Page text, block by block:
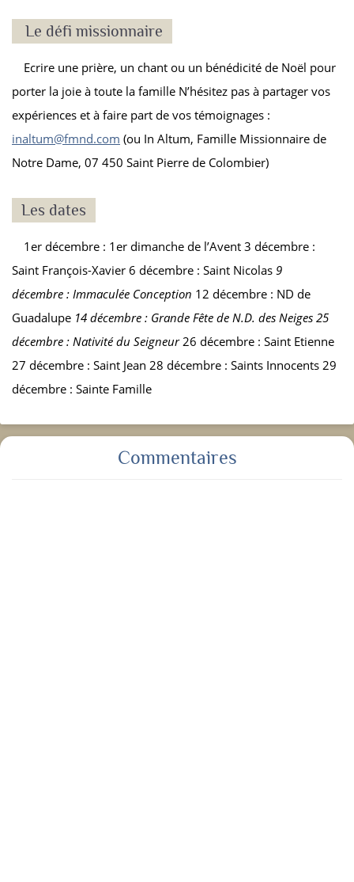
Le défi missionnaire
Ecrire une prière, un chant ou un bénédicité de Noël pour
porter la joie à toute la famille N’hésitez pas à partager vos
expériences et à faire part de vos témoignages :
inaltum@fmnd.com (ou In Altum, Famille Missionnaire de
Notre Dame, 07 450 Saint Pierre de Colombier)
Les dates
1er décembre : 1er dimanche de l’Avent 3 décembre :
Saint François-Xavier 6 décembre : Saint Nicolas 9
décembre : Immaculée Conception 12 décembre : ND de
Guadalupe 14 décembre : Grande Fête de N.D. des Neiges 25
décembre : Nativité du Seigneur26 décembre : Saint Etienne
27 décembre : Saint Jean 28 décembre : Saints Innocents 29
décembre : Sainte Famille
Commentaires